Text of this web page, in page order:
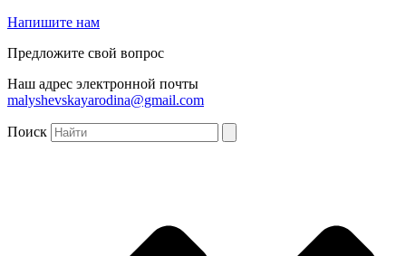
Напишите нам
Предложите свой вопрос
Наш адрес электронной почты
malyshevskayarodina@gmail.com
Поиск